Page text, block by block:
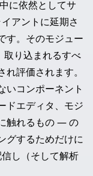
に依然としてサ
アントに延期さ
す。そのモジュー
取り込まれるすべ
評価されます。
いコンポーネント
ドエディタ、モジ
触れるもの — の
グするためだけに
し（そして解析